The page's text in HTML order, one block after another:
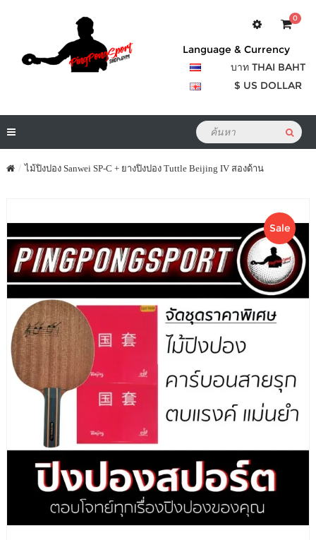
0
Language & Currency
บาท THAI BAHT
$ US DOLLAR
ไม้ปิงปอง Sanwei SP-C + ยางปิงปอง Tuttle Beijing IV สองด้าน
Sale